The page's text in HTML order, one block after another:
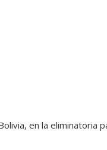
en la eliminatoria